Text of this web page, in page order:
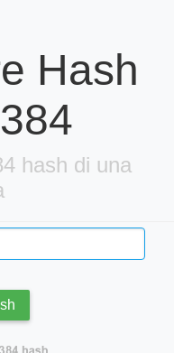
hash di una